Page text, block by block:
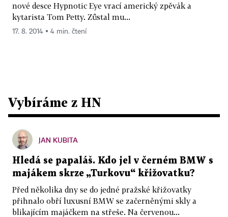
nové desce Hypnotic Eye vrací americký zpěvák a
kytarista Tom Petty. Zůstal mu...
17. 8. 2014 ▪ 4 min. čtení
Vybíráme z HN
JAN KUBITA
Hledá se papaláš. Kdo jel v černém BMW s
majákem skrze „Turkovu“ křižovatku?
Před několika dny se do jedné pražské křižovatky
přihnalo obří luxusní BMW se začerněnými skly a
blikajícím majáčkem na střeše. Na červenou...